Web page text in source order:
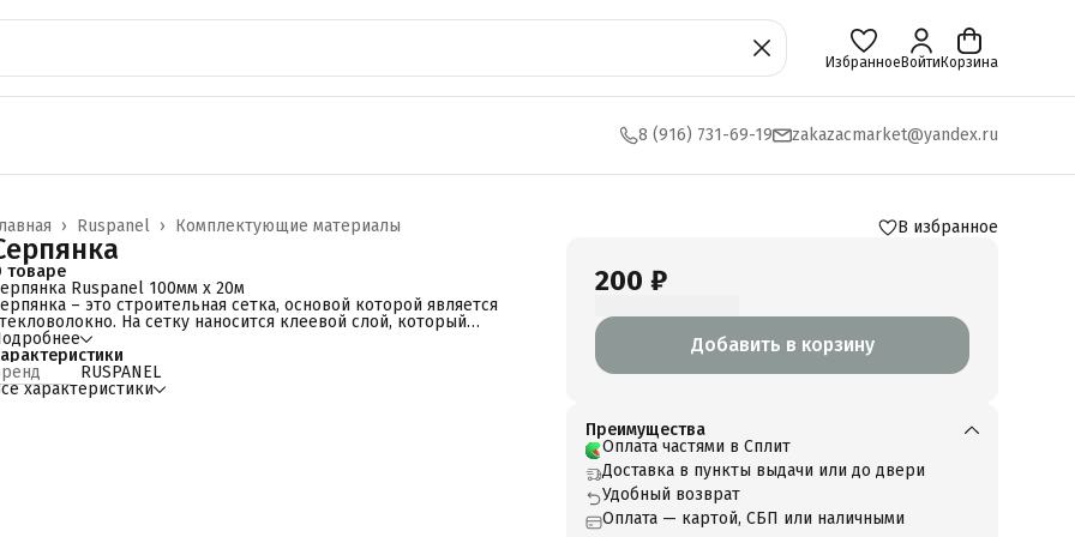
Избранное Войти Корзина
8 (916) 731-69-19 zakazacmarket@yandex.ru
Комплектующие материалы
Ruspanel ›
›
товаре
Ruspanel 100мм х 20м
– это строительная сетка, основой которой является
На сетку наносится клеевой слой, который
удерживать ее в нужном положении, а также надежно
к стене.
RUSPANEL
характеристики
В избранное
200 ₽
Добавить в корзину
Преимущества
Оплата частями в Сплит
Доставка в пункты выдачи или до двери
Удобный возврат
Оплата — картой, СБП или наличными